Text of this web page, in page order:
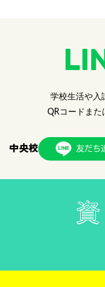
学校生活や入
QRコードまた
中央校